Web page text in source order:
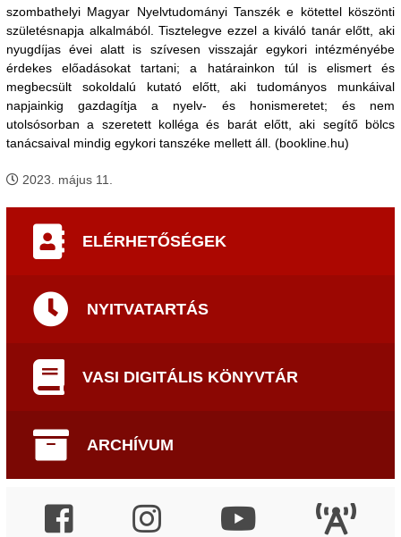
szombathelyi Magyar Nyelvtudományi Tanszék e kötettel köszönti
születésnapja alkalmából. Tisztelegve ezzel a kiváló tanár előtt, aki
nyugdíjas évei alatt is szívesen visszajár egykori intézményébe
érdekes előadásokat tartani; a határainkon túl is elismert és
megbecsült sokoldalú kutató előtt, aki tudományos munkáival
napjainkig gazdagítja a nyelv- és honismeretet; és nem
utolsósorban a szeretett kolléga és barát előtt, aki segítő bölcs
tanácsaival mindig egykori tanszéke mellett áll. (bookline.hu)
2023. május 11.
ELÉRHETŐSÉGEK
NYITVATARTÁS
VASI DIGITÁLIS KÖNYVTÁR
ARCHÍVUM